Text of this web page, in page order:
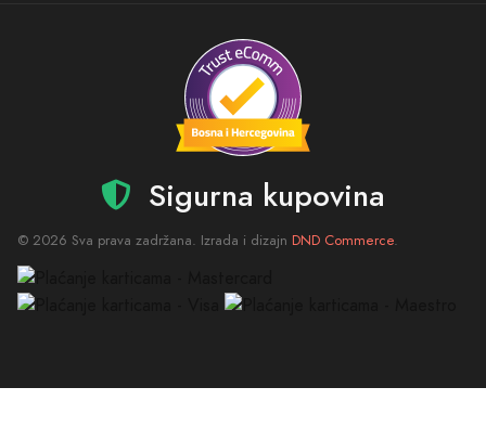
Sigurna kupovina
© 2026 Sva prava zadržana. Izrada i dizajn DND Commerce.